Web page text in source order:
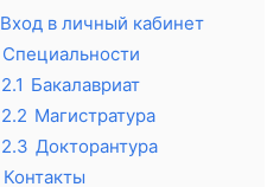
Вход в личный кабинет
Специальности
2.1 Бакалавриат
2.2 Магистратура
2.3 Докторантура
Контакты